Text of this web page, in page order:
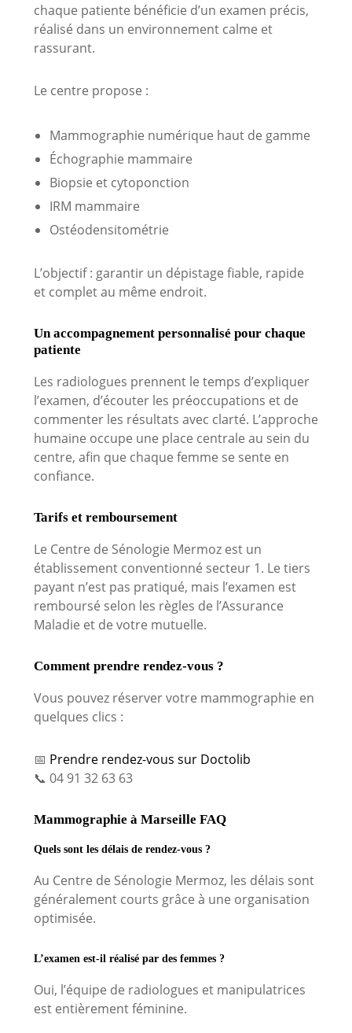
chaque patiente bénéficie d’un examen précis,
réalisé dans un environnement calme et
rassurant.
Le centre propose :
Mammographie numérique haut de gamme
Échographie mammaire
Biopsie et cytoponction
IRM mammaire
Ostéodensitométrie
L’objectif : garantir un dépistage fiable, rapide
et complet au même endroit.
Un accompagnement personnalisé pour chaque
patiente
Les radiologues prennent le temps d’expliquer
l’examen, d’écouter les préoccupations et de
commenter les résultats avec clarté. L’approche
humaine occupe une place centrale au sein du
centre, afin que chaque femme se sente en
confiance.
Tarifs et remboursement
Le Centre de Sénologie Mermoz est un
établissement conventionné secteur 1. Le tiers
payant n’est pas pratiqué, mais l’examen est
remboursé selon les règles de l’Assurance
Maladie et de votre mutuelle.
Comment prendre rendez-vous ?
Vous pouvez réserver votre mammographie en
quelques clics :
📅 Prendre rendez-vous sur Doctolib
📞 04 91 32 63 63
Mammographie à Marseille FAQ
Quels sont les délais de rendez-vous ?
Au Centre de Sénologie Mermoz, les délais sont
généralement courts grâce à une organisation
optimisée.
L’examen est-il réalisé par des femmes ?
Oui, l’équipe de radiologues et manipulatrices
est entièrement féminine.